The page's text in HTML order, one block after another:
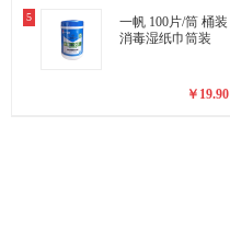
5
一帆 100片/筒 桶装
消毒湿纸巾筒装
￥ 19.90